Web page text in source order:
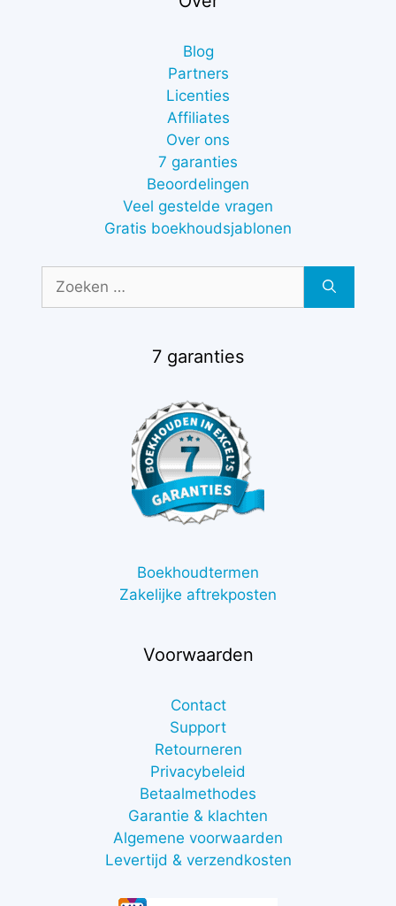
Blog
Partners
Licenties
Affiliates
Over ons
7 garanties
Beoordelingen
Veel gestelde vragen
Gratis boekhoudsjablonen
naar:
7 garanties
Boekhoudtermen
Zakelijke aftrekposten
Voorwaarden
Contact
Support
Retourneren
Privacybeleid
Betaalmethodes
Garantie & klachten
Algemene voorwaarden
Levertijd & verzendkosten